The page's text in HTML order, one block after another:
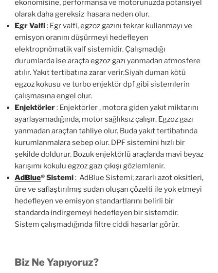
ekonomisine, performansa ve motorunuzda potansiyel
olarak daha gereksiz hasara neden olur.
Egr Valfi: Egr valfi, egzoz gazını tekrar kullanmayı ve
emisyon oranını düşürmeyi hedefleyen
elektropnömatik valf sistemidir. Çalışmadığı
durumlarda ise araçta egzoz gazı yanmadan atmosfere
atılır. Yakıt tertibatına zarar verir.Siyah duman kötü
egzoz kokusu ve turbo enjektör dpf gibi sistemlerin
çalışmasına engel olur.
Enjektörler: Enjektörler , motora giden yakıt miktarını
ayarlayamadığında, motor sağlıksız çalışır. Egzoz gazı
yanmadan araçtan tahliye olur. Buda yakıt tertibatında
kurumlanmalara sebep olur. DPF sistemini hızlı bir
şekilde doldurur. Bozuk enjektörlü araçlarda mavi beyaz
karışımı kokulu egzoz gazı çıkışı gözlemlenir.
AdBlue®Sistemi: AdBlue Sistemi; zararlı azot oksitleri,
üre ve saflaştırılmış sudan oluşan çözelti ile yok etmeyi
hedefleyen ve emisyon standartlarını belirli bir
standarda indirgemeyi hedefleyen bir sistemdir.
Sistem çalışmadığında filtre ciddi hasarlar görür.
Biz Ne Yapıyoruz?